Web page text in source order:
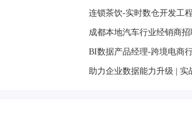
连锁茶饮-实时数仓开发工
成都本地汽车行业经销商
BI数据产品经理-跨境电商
助力企业数据能力升级 | 实